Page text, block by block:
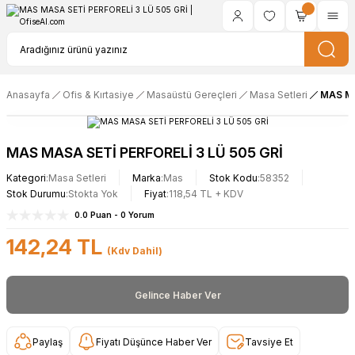
Anasayfa Ofis & Kırtasiye Masaüstü Gereçleri Masa Setleri MAS
MAS MASA SETİ PERFORELİ 3 LÜ 505 GRİ
Kategori Masa Setleri Marka Mas Stok Kodu 58352
Stok Durumu Stokta Yok Fiyat 118,54 TL + KDV
0.0 Puan - 0 Yorum
142,24 TL (Kdv Dahil)
Gelince Haber Ver
Paylaş Fiyatı Düşünce Haber Ver Tavsiye Et